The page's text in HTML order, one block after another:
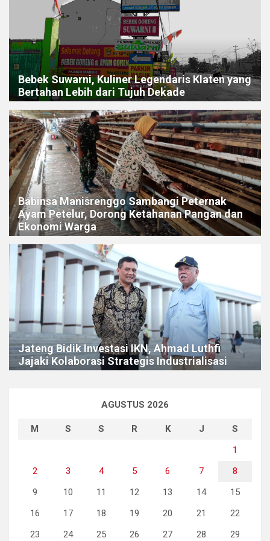
Bebek Suwarni, Kuliner Legendaris Klaten yang
Bertahan Lebih dari Tujuh Dekade
Babinsa Manisrenggo Sambangi Peternak
Ayam Petelur, Dorong Ketahanan Pangan dan
Ekonomi Warga
Jateng Bidik Investasi IKN, Ahmad Luthfi
Jajaki Kolaborasi Strategis Industrialisasi
AGUSTUS 2026
M S S R K J
S
1
2
3 4 5 6 7
8
9
10 11 12 13 14
15
16
17 18 19 20 21
22
23
24 25 26 27 28
29